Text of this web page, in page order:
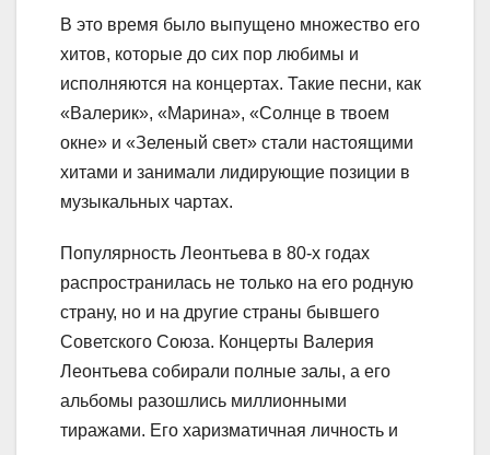
В это время было выпущено множество его
хитов, которые до сих пор любимы и
исполняются на концертах. Такие песни, как
«Валерик», «Марина», «Солнце в твоем
окне» и «Зеленый свет» стали настоящими
хитами и занимали лидирующие позиции в
музыкальных чартах.
Популярность Леонтьева в 80-х годах
распространилась не только на его родную
страну, но и на другие страны бывшего
Советского Союза. Концерты Валерия
Леонтьева собирали полные залы, а его
альбомы разошлись миллионными
тиражами. Его харизматичная личность и